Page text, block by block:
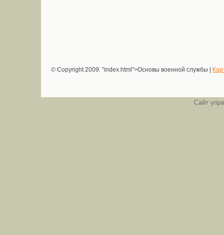
© Copyright 2009. "index.html">Основы военной службы |
Сайт